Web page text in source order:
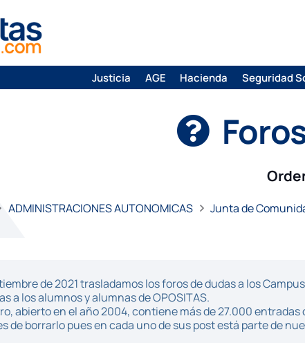
Justicia AGE Hacienda Seguridad
ADMINISTRACIONES AUTONOMICAS Junta de
de 2021 trasladamos los foros de dudas a los
a los alumnos y alumnas de OPOSITAS.
abierto en el año 2004, contiene más de 27.000
de borrarlo pues en cada uno de sus post está parte de